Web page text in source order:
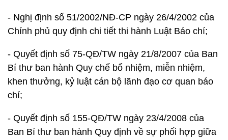
- Nghị định số 51/2002/NĐ-CP ngày 26/4/2002 của
Chính phủ quy định chi tiết thi hành Luật Báo chí;
- Quyết định số 75-QĐ/TW ngày 21/8/2007 của Ban
Bí thư ban hành Quy chế bổ nhiệm, miễn nhiệm,
khen thưởng, kỷ luật cán bộ lãnh đạo cơ quan báo
chí;
- Quyết định số 155-QĐ/TW ngày 23/4/2008 của
Ban Bí thư ban hành Quy định về sự phối hợp giữa